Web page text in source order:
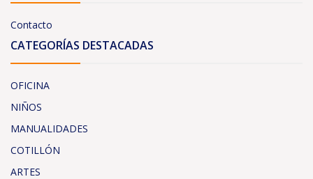
Contacto
CATEGORÍAS DESTACADAS
OFICINA
NIÑOS
MANUALIDADES
COTILLÓN
ARTES